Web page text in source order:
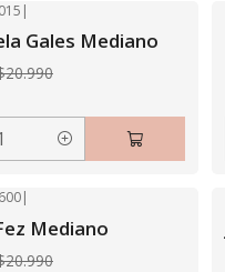
|
Gales Mediano
|
Mediano